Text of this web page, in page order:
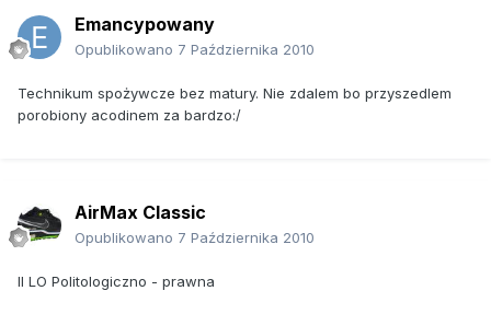
Emancypowany
Opublikowano 7 Października 2010
Technikum spożywcze bez matury. Nie zdalem bo przyszedlem
porobiony acodinem za bardzo:/
AirMax Classic
Opublikowano 7 Października 2010
II LO Politologiczno - prawna